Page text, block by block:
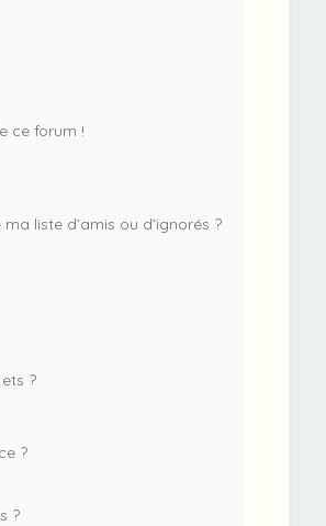
ce forum !
liste d’amis ou d’ignorés ?
?
?
?